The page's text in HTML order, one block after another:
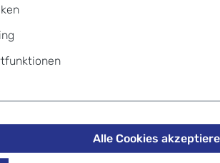
TITAN
Alle Cookies